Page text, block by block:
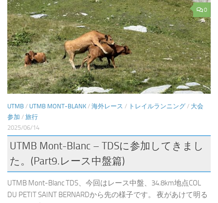
0
UTMB / UTMB MONT-BLANK / 海外レース / トレイルランニング / 大会
参加 / 旅行
2025/06/14
UTMB Mont-Blanc – TDSに参加してきまし
た。(Part9.レース中盤篇)
UTMB Mont-Blanc TDS、今回はレース中盤、34.8km地点COL
DU PETIT SAINT BERNARDから先の様子です。 夜があけて明る